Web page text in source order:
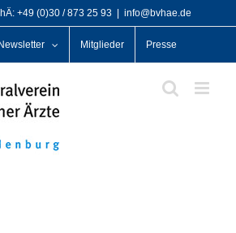
+49 (0)30 / 873 25 93 info@bvhae.de
Newsletter Mitglieder Presse